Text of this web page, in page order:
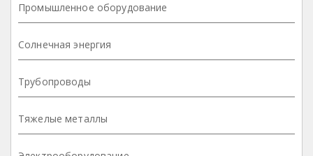
Промышленное оборудование
Солнечная энергия
Трубопроводы
Тяжелые металлы